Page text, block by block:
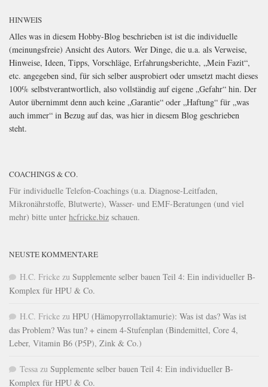
HINWEIS
Alles was in diesem Hobby-Blog beschrieben ist ist die individuelle
(meinungsfreie) Ansicht des Autors. Wer Dinge, die u.a. als Verweise,
Hinweise, Ideen, Tipps, Vorschläge, Erfahrungsberichte, „Mein Fazit“,
etc. angegeben sind, für sich selber ausprobiert oder umsetzt macht dieses
100% selbstverantwortlich, also vollständig auf eigene „Gefahr“ hin. Der
Autor übernimmt denn auch keine „Garantie“ oder „Haftung“ für „was
auch immer“ in Bezug auf das, was hier in diesem Blog geschrieben
steht.
COACHINGS & CO.
Für individuelle Telefon-Coachings (u.a. Diagnose-Leitfaden,
Mikronährstoffe, Blutwerte), Wasser- und EMF-Beratungen (und viel
mehr) bitte unter hcfricke.biz schauen.
NEUSTE KOMMENTARE
H.C. Fricke zu Supplemente selber bauen Teil 4: Ein individueller B-
Komplex für HPU & Co.
H.C. Fricke zu HPU (Hämopyrrollaktamurie): Was ist das? Was ist
das Problem? Was tun? + einem 4-Stufenplan (Bindemittel, Core 4,
Leber, Vitamin B6 (P5P), Zink & Co.)
Tessa zu Supplemente selber bauen Teil 4: Ein individueller B-
Komplex für HPU & Co.